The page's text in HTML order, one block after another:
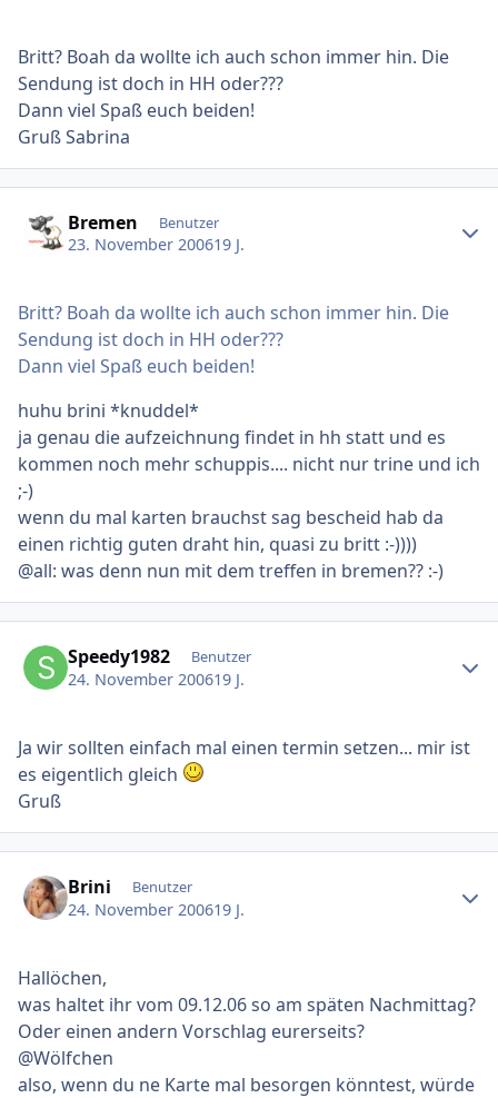
Britt? Boah da wollte ich auch schon immer hin. Die
Sendung ist doch in HH oder???
Dann viel Spaß euch beiden!
Gruß Sabrina
Bremen Benutzer
23. November 200619 J.
Britt? Boah da wollte ich auch schon immer hin. Die
Sendung ist doch in HH oder???
Dann viel Spaß euch beiden!
huhu brini *knuddel*
ja genau die aufzeichnung findet in hh statt und es
kommen noch mehr schuppis.... nicht nur trine und ich
;-)
wenn du mal karten brauchst sag bescheid hab da
einen richtig guten draht hin, quasi zu britt :-))))
@all: was denn nun mit dem treffen in bremen?? :-)
Speedy1982 Benutzer
24. November 200619 J.
Ja wir sollten einfach mal einen termin setzen... mir ist
es eigentlich gleich
Gruß
Brini Benutzer
24. November 200619 J.
Hallöchen,
was haltet ihr vom 09.12.06 so am späten Nachmittag?
Oder einen andern Vorschlag eurerseits?
@Wölfchen
also, wenn du ne Karte mal besorgen könntest, würde